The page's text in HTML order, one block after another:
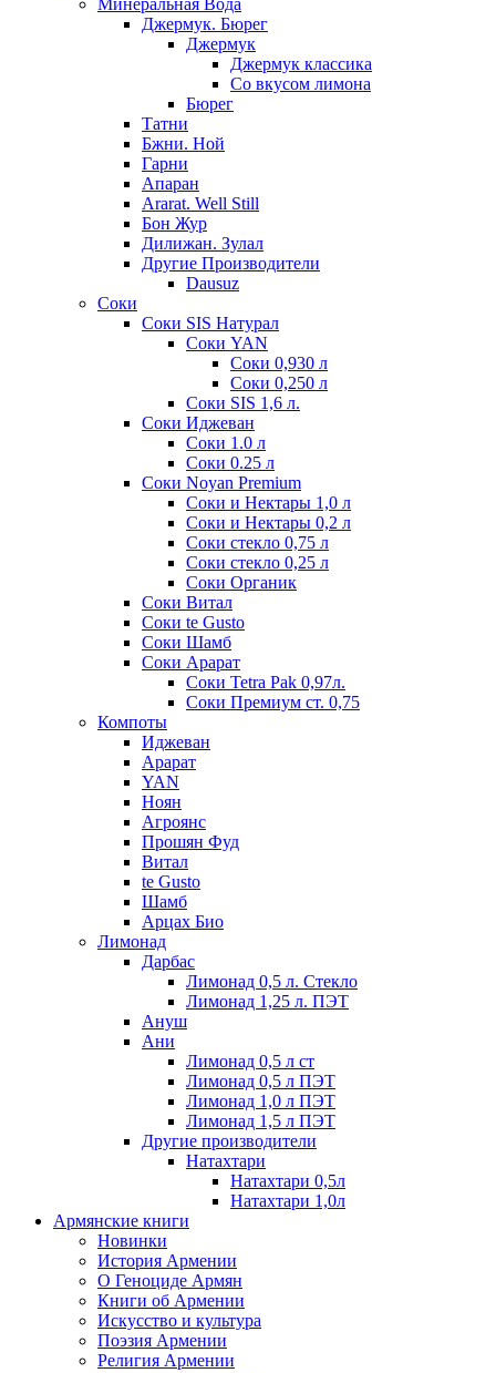
Минеральная Вода
Джермук. Бюрег
Джермук
Джермук классика
Со вкусом лимона
Бюрег
Татни
Бжни. Ной
Гарни
Апаран
Ararat. Well Still
Бон Жур
Дилижан. Зулал
Другие Производители
Dausuz
Соки
Соки SIS Натурал
Соки YAN
Соки 0,930 л
Соки 0,250 л
Соки SIS 1,6 л.
Соки Иджеван
Соки 1.0 л
Соки 0.25 л
Соки Noyan Premium
Соки и Нектары 1,0 л
Соки и Нектары 0,2 л
Соки стекло 0,75 л
Соки стекло 0,25 л
Соки Органик
Соки Витал
Соки te Gusto
Соки Шамб
Соки Арарат
Соки Tetra Pak 0,97л.
Соки Премиум ст. 0,75
Компоты
Иджеван
Арарат
YAN
Ноян
Агроянс
Прошян Фуд
Витал
te Gusto
Шамб
Арцах Био
Лимонад
Дарбас
Лимонад 0,5 л. Стекло
Лимонад 1,25 л. ПЭТ
Ануш
Ани
Лимонад 0,5 л ст
Лимонад 0,5 л ПЭТ
Лимонад 1,0 л ПЭТ
Лимонад 1,5 л ПЭТ
Другие производители
Натахтари
Натахтари 0,5л
Натахтари 1,0л
Армянские книги
Новинки
История Армении
О Геноциде Армян
Книги об Армении
Иcкусство и культура
Поэзия Армении
Религия Армении